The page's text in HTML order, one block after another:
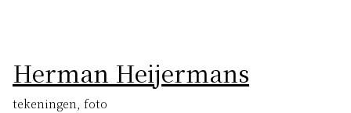
Herman Heijermans
tekeningen, foto